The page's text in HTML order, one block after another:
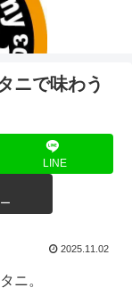
ニで味わう
LINE
2025.11.02
ニ。